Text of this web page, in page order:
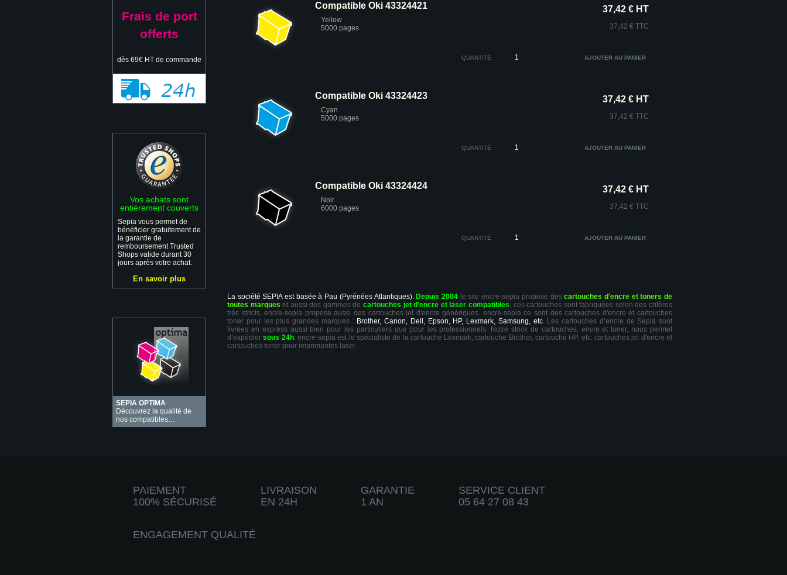
Frais de port
offerts
dès 69€ HT de commande
Vos achats sont
entièrement couverts
Sepia vous permet de
bénéficier gratuitement de
la garantie de
remboursement Trusted
Shops valide durant 30
jours après votre achat.
En savoir plus
SEPIA OPTIMA
Découvrez la qualité de
nos compatibles…
Compatible Oki 43324421
Yellow
5000 pages
37,42 € HT
37,42 € TTC
QUANTITÉ
Compatible Oki 43324423
Cyan
5000 pages
37,42 € HT
37,42 € TTC
QUANTITÉ
Compatible Oki 43324424
Noir
6000 pages
37,42 € HT
37,42 € TTC
QUANTITÉ
La société SEPIA est basée à Pau (Pyrénées Atlantiques). Depuis 2004 le site encre-sepia propose descartouches d'encre et toners de
toutes marques et aussi des gammes decartouches jet d'encre et laser compatibles, ces cartouches sont fabriquées selon des critères
très stricts, encre-sepia propose aussi des cartouches jet d'encre génériques. encre-sepia ce sont des cartouches d'encre et cartouches
toner pour les plus grandes marques : Brother, Canon, Dell, Epson, HP, Lexmark, Samsung, etc. Les cartouches d’encre de Sepia sont
livrées en express aussi bien pour les particuliers que pour les professionnels. Notre stock de cartouches, encre et toner, nous permet
d’expédiersous 24h. encre-sepia est le spécialiste de la cartouche Lexmark, cartouche Brother, cartouche HP, etc. cartouches jet d'encre et
cartouches toner pour imprimantes laser.
PAIEMENT
100% SÉCURISÉ
LIVRAISON
EN 24H
GARANTIE
1 AN
SERVICE CLIENT
05 64 27 08 43
ENGAGEMENT QUALITÉ